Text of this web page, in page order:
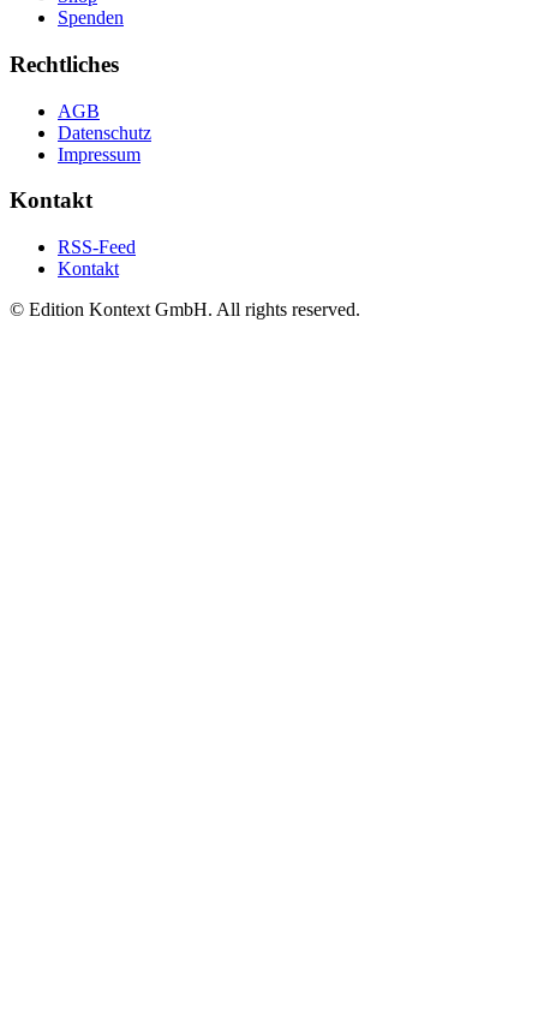
Spenden
Rechtliches
AGB
Datenschutz
Impressum
Kontakt
RSS-Feed
Kontakt
© Edition Kontext GmbH. All rights reserved.